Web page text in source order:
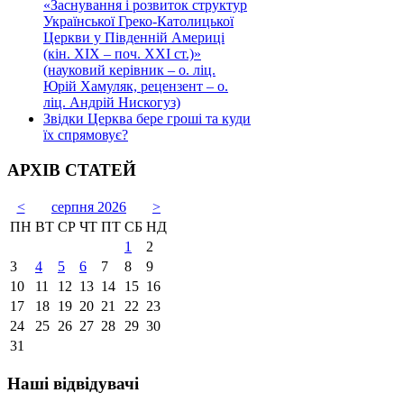
«Заснування і розвиток структур
Української Греко-Католицької
Церкви у Південній Америці
(кін. ХІХ – поч. ХХІ ст.)»
(науковий керівник – о. ліц.
Юрій Хамуляк, рецензент – о.
ліц. Андрій Нискогуз)
Звідки Церква бере гроші та куди
їх спрямовує?
АРХІВ СТАТЕЙ
< серпня 2026
>
ПН ВТ СР ЧТ ПТ СБ НД
1
2
3
4 5 6 7 8
9
10
11 12 13 14 15 16
17
18 19 20 21 22 23
24
25 26 27 28 29 30
31
Наші відвідувачі